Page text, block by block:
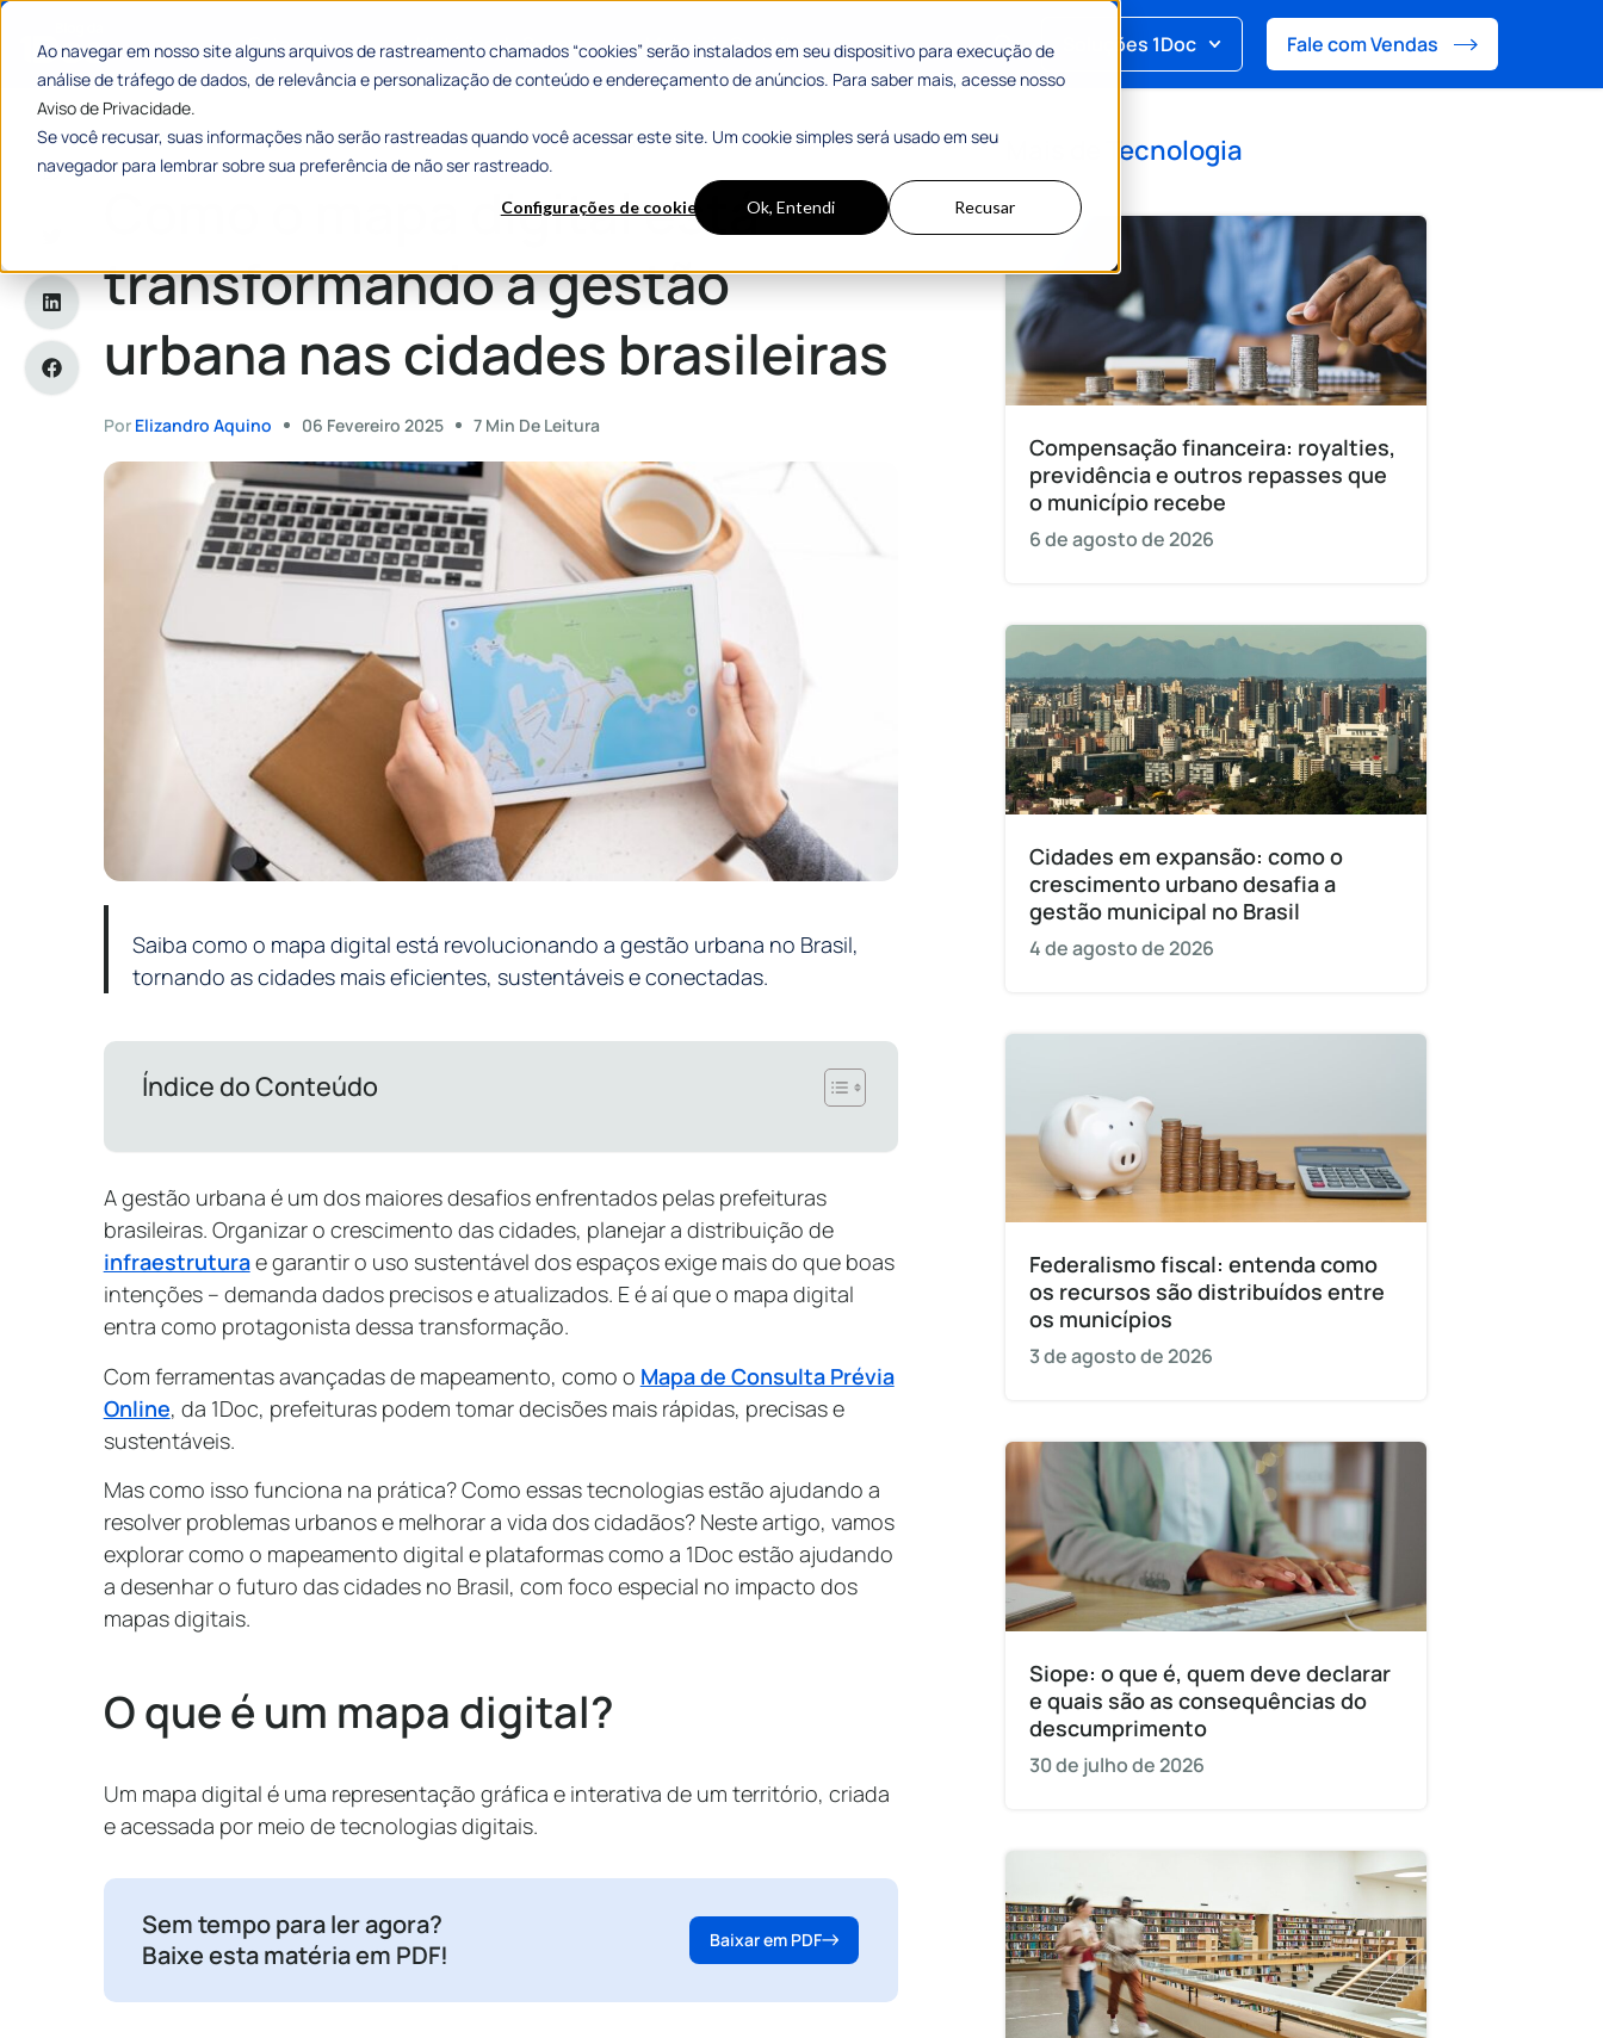
Ao navegar em nosso site alguns arquivos de rastreamento chamados “cookies” serão instalados em seu dispositivo para execução de
análise de tráfego de dados, de relevância e personalização de conteúdo e endereçamento de anúncios. Para saber mais, acesse nosso
Aviso de Privacidade.
Se você recusar, suas informações não serão rastreadas quando você acessar este site. Um cookie simples será usado em seu
navegador para lembrar sobre sua preferência de não ser rastreado.
Configurações de cookies Ok, Entendi Recusar
Categorias Histórias de Sucesso Materiais Gratuitos Soluções 1Doc Fale com Vendas
Home»Como o mapa digital está transformando a gestão urbana nas cidades brasileiras
Como o mapa digital está
transformando a gestão
urbana nas cidades brasileiras
Por Elizandro Aquino 06 Fevereiro 2025 7 Min De Leitura
Saiba como o mapa digital está revolucionando a gestão urbana no Brasil,
tornando as cidades mais eficientes, sustentáveis e conectadas.
Índice do Conteúdo
A gestão urbana é um dos maiores desafios enfrentados pelas prefeituras
brasileiras. Organizar o crescimento das cidades, planejar a distribuição de
infraestruturae garantir o uso sustentável dos espaços exige mais do que boas
intenções – demanda dados precisos e atualizados. E é aí que o mapa digital
entra como protagonista dessa transformação.
Com ferramentas avançadas de mapeamento, como o Mapa de Consulta Prévia
Online, da 1Doc, prefeituras podem tomar decisões mais rápidas, precisas e
sustentáveis.
Mas como isso funciona na prática? Como essas tecnologias estão ajudando a
resolver problemas urbanos e melhorar a vida dos cidadãos? Neste artigo, vamos
explorar como o mapeamento digital e plataformas como a 1Doc estão ajudando
a desenhar o futuro das cidades no Brasil, com foco especial no impacto dos
mapas digitais.
O que é um mapa digital?
Um mapa digital é uma representação gráfica e interativa de um território, criada
e acessada por meio de tecnologias digitais.
Sem tempo para ler agora?
Baixe esta matéria em PDF!
Baixar em PDF
Tecnologia
Compensação financeira: royalties,
previdência e outros repasses que
o município recebe
6 de agosto de 2026
Cidades em expansão: como o
crescimento urbano desafia a
gestão municipal no Brasil
4 de agosto de 2026
Federalismo fiscal: entenda como
os recursos são distribuídos entre
os municípios
3 de agosto de 2026
Siope: o que é, quem deve declarar
e quais são as consequências do
descumprimento
30 de julho de 2026